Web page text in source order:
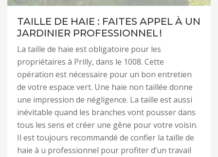
TAILLE DE HAIE : FAITES APPEL À UN
JARDINIER PROFESSIONNEL !
La taille de haie est obligatoire pour les
propriétaires à Prilly, dans le 1008. Cette
opération est nécessaire pour un bon entretien
de votre espace vert. Une haie non taillée donne
une impression de négligence. La taille est aussi
inévitable quand les branches vont pousser dans
tous les sens et créer une gêne pour votre voisin.
Il est toujours recommandé de confier la taille de
haie à u professionnel pour profiter d’un travail